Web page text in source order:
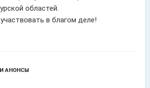
областей.
в благом деле!
АНОНСЫ